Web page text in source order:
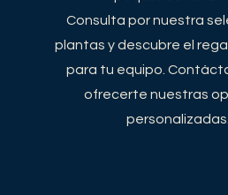
Consulta por nuestra
plantas y descubre el
para tu equipo.
ofrecerte nuestras
personalizadas.